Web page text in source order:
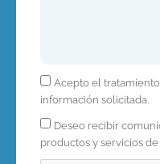
Acepto el
información solicitada.
Deseo recibir
productos y servicios de